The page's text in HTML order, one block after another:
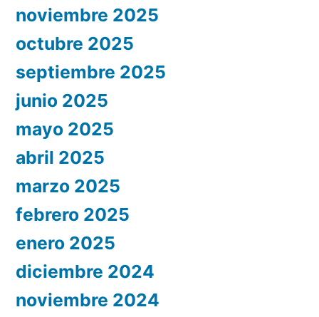
noviembre 2025
octubre 2025
septiembre 2025
junio 2025
mayo 2025
abril 2025
marzo 2025
febrero 2025
enero 2025
diciembre 2024
noviembre 2024